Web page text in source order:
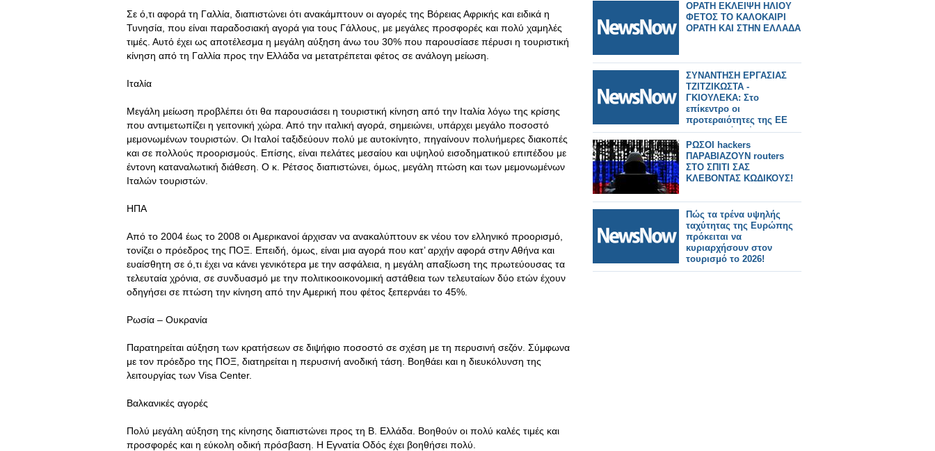
Σε ό,τι αφορά τη Γαλλία, διαπιστώνει ότι ανακάμπτουν οι αγορές της Βόρειας Αφρικής και ειδικά η
Τυνησία, που είναι παραδοσιακή αγορά για τους Γάλλους, με μεγάλες προσφορές και πολύ χαμηλές
τιμές. Αυτό έχει ως αποτέλεσμα η μεγάλη αύξηση άνω του 30% που παρουσίασε πέρυσι η τουριστική
κίνηση από τη Γαλλία προς την Ελλάδα να μετατρέπεται φέτος σε ανάλογη μείωση.
Ιταλία
Μεγάλη μείωση προβλέπει ότι θα παρουσιάσει η τουριστική κίνηση από την Ιταλία λόγω της κρίσης
που αντιμετωπίζει η γειτονική χώρα. Από την ιταλική αγορά, σημειώνει, υπάρχει μεγάλο ποσοστό
μεμονωμένων τουριστών. Οι Ιταλοί ταξιδεύουν πολύ με αυτοκίνητο, πηγαίνουν πολυήμερες διακοπές
και σε πολλούς προορισμούς. Επίσης, είναι πελάτες μεσαίου και υψηλού εισοδηματικού επιπέδου με
έντονη καταναλωτική διάθεση. Ο κ. Ρέτσος διαπιστώνει, όμως, μεγάλη πτώση και των μεμονωμένων
Ιταλών τουριστών.
ΗΠΑ
Από το 2004 έως το 2008 οι Αμερικανοί άρχισαν να ανακαλύπτουν εκ νέου τον ελληνικό προορισμό,
τονίζει ο πρόεδρος της ΠΟΞ. Επειδή, όμως, είναι μια αγορά που κατ’ αρχήν αφορά στην Αθήνα και
ευαίσθητη σε ό,τι έχει να κάνει γενικότερα με την ασφάλεια, η μεγάλη απαξίωση της πρωτεύουσας τα
τελευταία χρόνια, σε συνδυασμό με την πολιτικοοικονομική αστάθεια των τελευταίων δύο ετών έχουν
οδηγήσει σε πτώση την κίνηση από την Αμερική που φέτος ξεπερνάει το 45%.
Ρωσία – Ουκρανία
Παρατηρείται αύξηση των κρατήσεων σε διψήφιο ποσοστό σε σχέση με τη περυσινή σεζόν. Σύμφωνα
με τον πρόεδρο της ΠΟΞ, διατηρείται η περυσινή ανοδική τάση. Βοηθάει και η διευκόλυνση της
λειτουργίας των Visa Center.
Bαλκανικές αγορές
Πολύ μεγάλη αύξηση της κίνησης διαπιστώνει προς τη Β. Ελλάδα. Βοηθούν οι πολύ καλές τιμές και
προσφορές και η εύκολη οδική πρόσβαση. Η Εγνατία Οδός έχει βοηθήσει πολύ.
ΟΡΑΤΗ ΕΚΛΕΙΨΗ ΗΛΙΟΥ
ΦΕΤΟΣ ΤΟ ΚΑΛΟΚΑΙΡΙ
ΟΡΑΤΗ ΚΑΙ ΣΤΗΝ ΕΛΛΑΔΑ
ΣΥΝΑΝΤΗΣΗ ΕΡΓΑΣΙΑΣ
ΤΖΙΤΖΙΚΩΣΤΑ -
ΓΚΙΟΥΛΕΚΑ: Στο
επίκεντρο οι
προτεραιότητες της ΕΕ
για τα μεγάλα έργα
υποδομών και
μεταφορών, τον τουρισμό
και ο κομβικός ρόλος της
Βόρειας Ελλάδας
ΡΩΣΟΙ hackers
ΠΑΡΑΒΙΑΖΟΥΝ routers
ΣΤΟ ΣΠΙΤΙ ΣΑΣ
ΚΛΕΒΟΝΤΑΣ ΚΩΔΙΚΟΥΣ!
Πώς τα τρένα υψηλής
ταχύτητας της Ευρώπης
πρόκειται να
κυριαρχήσουν στον
τουρισμό το 2026!